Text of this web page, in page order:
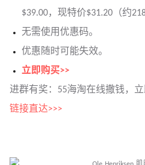
$39.00，现特价$31.20（约
无需使用优惠码。
优惠随时可能失效。
立即购买>>
进群有奖：55海淘在线撒钱，
链接直达>>>